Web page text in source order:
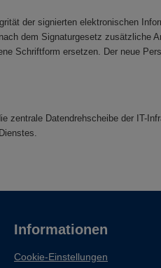
der signierten elektronischen
dem Signaturgesetz zusätzliche
Schriftform ersetzen. Der neue
zentrale Datendrehscheibe der IT-
Informationen
Cookie-Einstellungen